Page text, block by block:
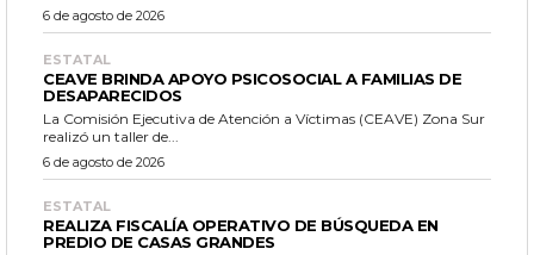
6 de agosto de 2026
ESTATAL
CEAVE BRINDA APOYO PSICOSOCIAL A FAMILIAS DE
DESAPARECIDOS
La Comisión Ejecutiva de Atención a Víctimas (CEAVE) Zona Sur
realizó un taller de...
6 de agosto de 2026
ESTATAL
REALIZA FISCALÍA OPERATIVO DE BÚSQUEDA EN
PREDIO DE CASAS GRANDES